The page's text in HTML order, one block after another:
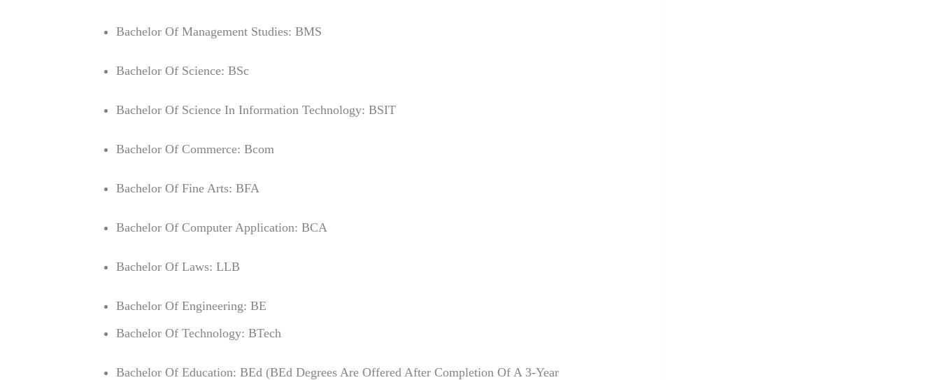
Bachelor Of Management Studies: BMS
Bachelor Of Science: BSc
Bachelor Of Science In Information Technology: BSIT
Bachelor Of Commerce: Bcom
Bachelor Of Fine Arts: BFA
Bachelor Of Computer Application: BCA
Bachelor Of Laws: LLB
Bachelor Of Engineering: BE
Bachelor Of Technology: BTech
Bachelor Of Education: BEd (BEd Degrees Are Offered After Completion Of A 3-Year